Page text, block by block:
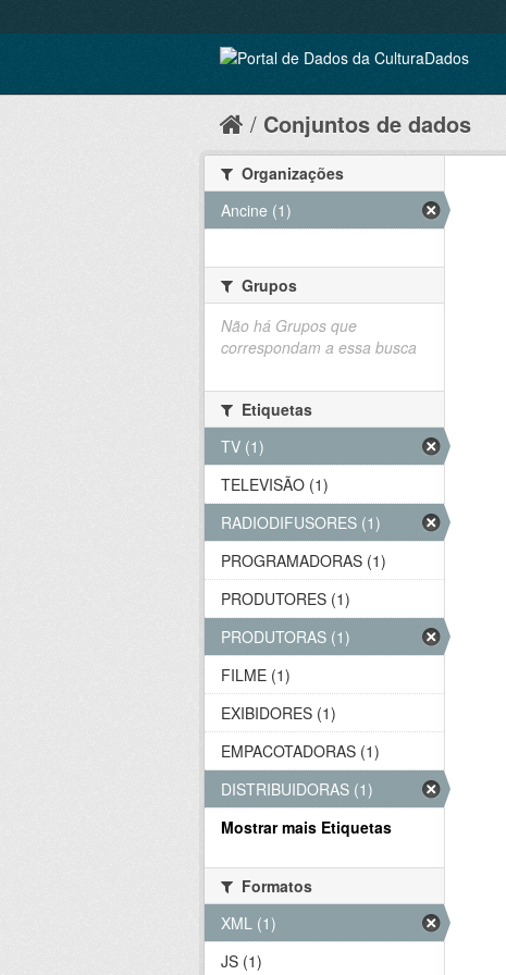
Conjuntos de dados
Organizações
Ancine (1)
Grupos
Não há Grupos que
correspondam a essa busca
Etiquetas
TV (1)
TELEVISÃO (1)
RADIODIFUSORES (1)
PROGRAMADORAS (1)
PRODUTORES (1)
PRODUTORAS (1)
FILME (1)
EXIBIDORES (1)
EMPACOTADORAS (1)
DISTRIBUIDORAS (1)
Mostrar mais Etiquetas
Formatos
XML (1)
JS (1)